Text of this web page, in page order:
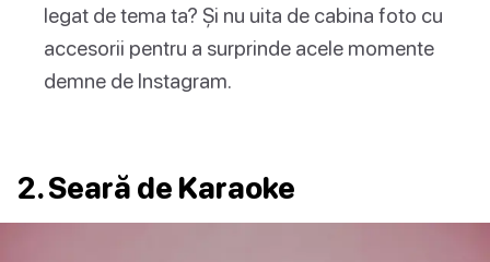
legat de tema ta? Și nu uita de cabina foto cu
accesorii pentru a surprinde acele momente
demne de Instagram.
2. Seară de Karaoke